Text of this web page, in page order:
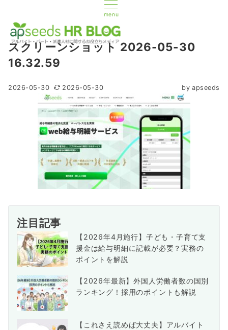
menu
スクリーンショット 2026-05-30
16.32.59
2026-05-30 2026-05-30 by apseeds
注目記事
【2026年4月施行】子ども・子育て支
援金は給与明細に記載が必要？実務の
ポイントを解説
【2026年最新】外国人労働者数の国別
ランキング！採用のポイントも解説
【これさえ読めば大丈夫】アルバイト